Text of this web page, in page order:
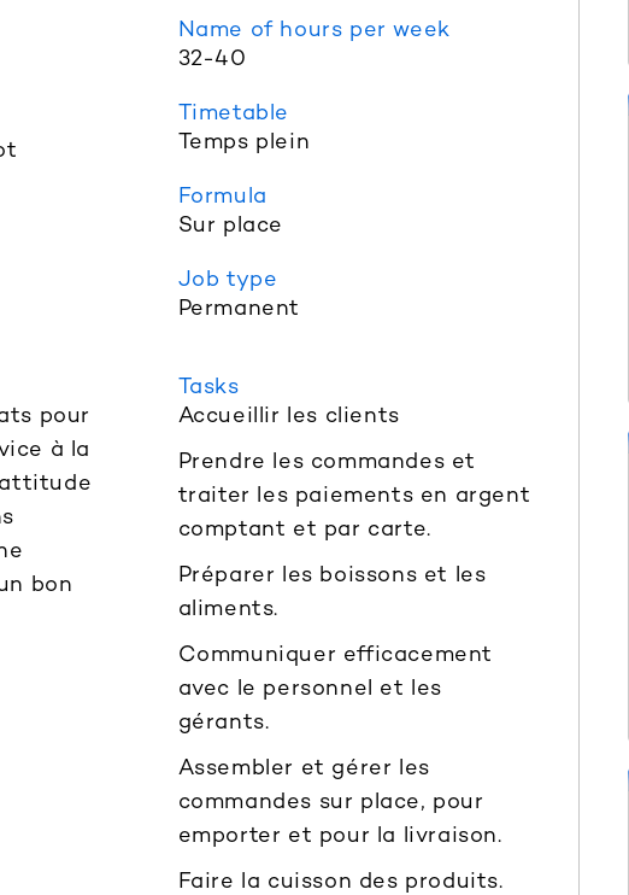
Name of hours per week
32-40
Timetable
Temps plein
Formula
Sur place
Job type
Permanent
pour
à la
bon
Tasks
Accueillir les clients
Prendre les commandes et
traiter les paiements en argent
comptant et par carte.
Préparer les boissons et les
aliments.
Communiquer efficacement
avec le personnel et les
gérants.
Assembler et gérer les
commandes sur place, pour
emporter et pour la livraison.
Faire la cuisson des produits.